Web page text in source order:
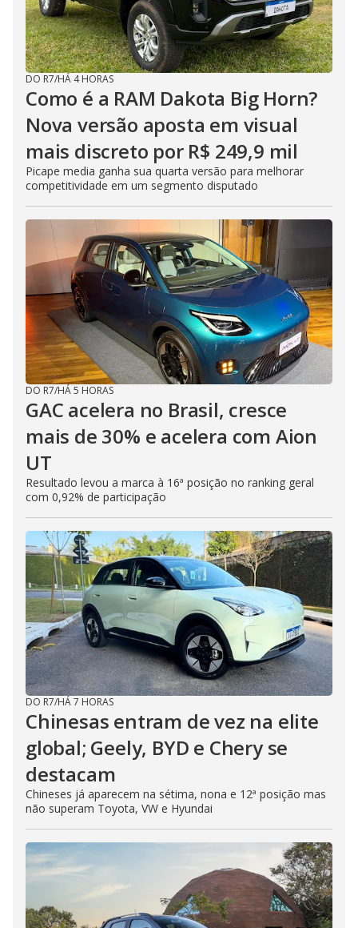
DO R7/HÁ 4 HORAS
Como é a RAM Dakota Big Horn?
Nova versão aposta em visual
mais discreto por R$ 249,9 mil
Picape media ganha sua quarta versão para melhorar
competitividade em um segmento disputado
DO R7/HÁ 5 HORAS
GAC acelera no Brasil, cresce
mais de 30% e acelera com Aion
UT
Resultado levou a marca à 16ª posição no ranking geral
com 0,92% de participação
DO R7/HÁ 7 HORAS
Chinesas entram de vez na elite
global; Geely, BYD e Chery se
destacam
Chineses já aparecem na sétima, nona e 12ª posição mas
não superam Toyota, VW e Hyundai